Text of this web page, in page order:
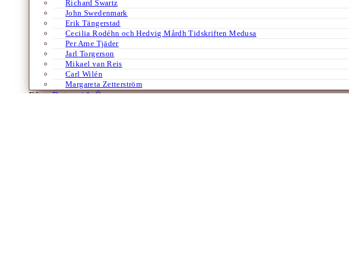
Richard Swartz
John Swedenmark
Erik Tängerstad
Cecilia Rodéhn och Hedvig Mårdh Tidskriften Medusa
Per Arne Tjäder
Jarl Torgerson
Mikael van Reis
Carl Wilén
Margareta Zetterström
Efter:Datum /A-Ö